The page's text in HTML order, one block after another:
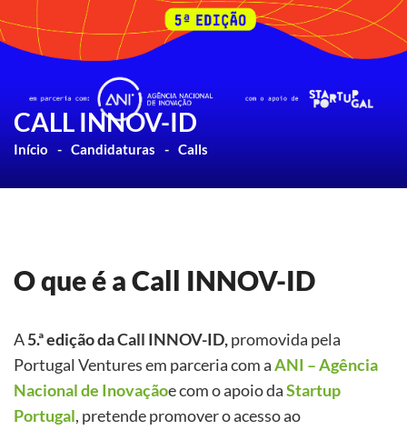
CALL INNOV-ID
Início Candidaturas Calls
O que é a Call INNOV-ID
A5.ª edição da Call INNOV-ID,promovida pela
Portugal Ventures em parceria com aANI – Agência
Nacional de Inovaçãoe com o apoio daStartup
Portugal, pretende promover o acesso ao